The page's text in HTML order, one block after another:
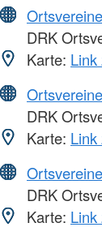
Ortsvereine
DRK
Karte: Link
Ortsvereine
DRK
Karte: Link
Ortsvereine
DRK
Karte: Link